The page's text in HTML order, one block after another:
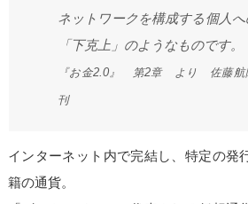
ネットワークを構成する個人へ
「下克上」のようなものです。
『お金2.0』 第2章 より 佐藤航
刊
インターネット内で完結し、特定の発
籍の通貨。